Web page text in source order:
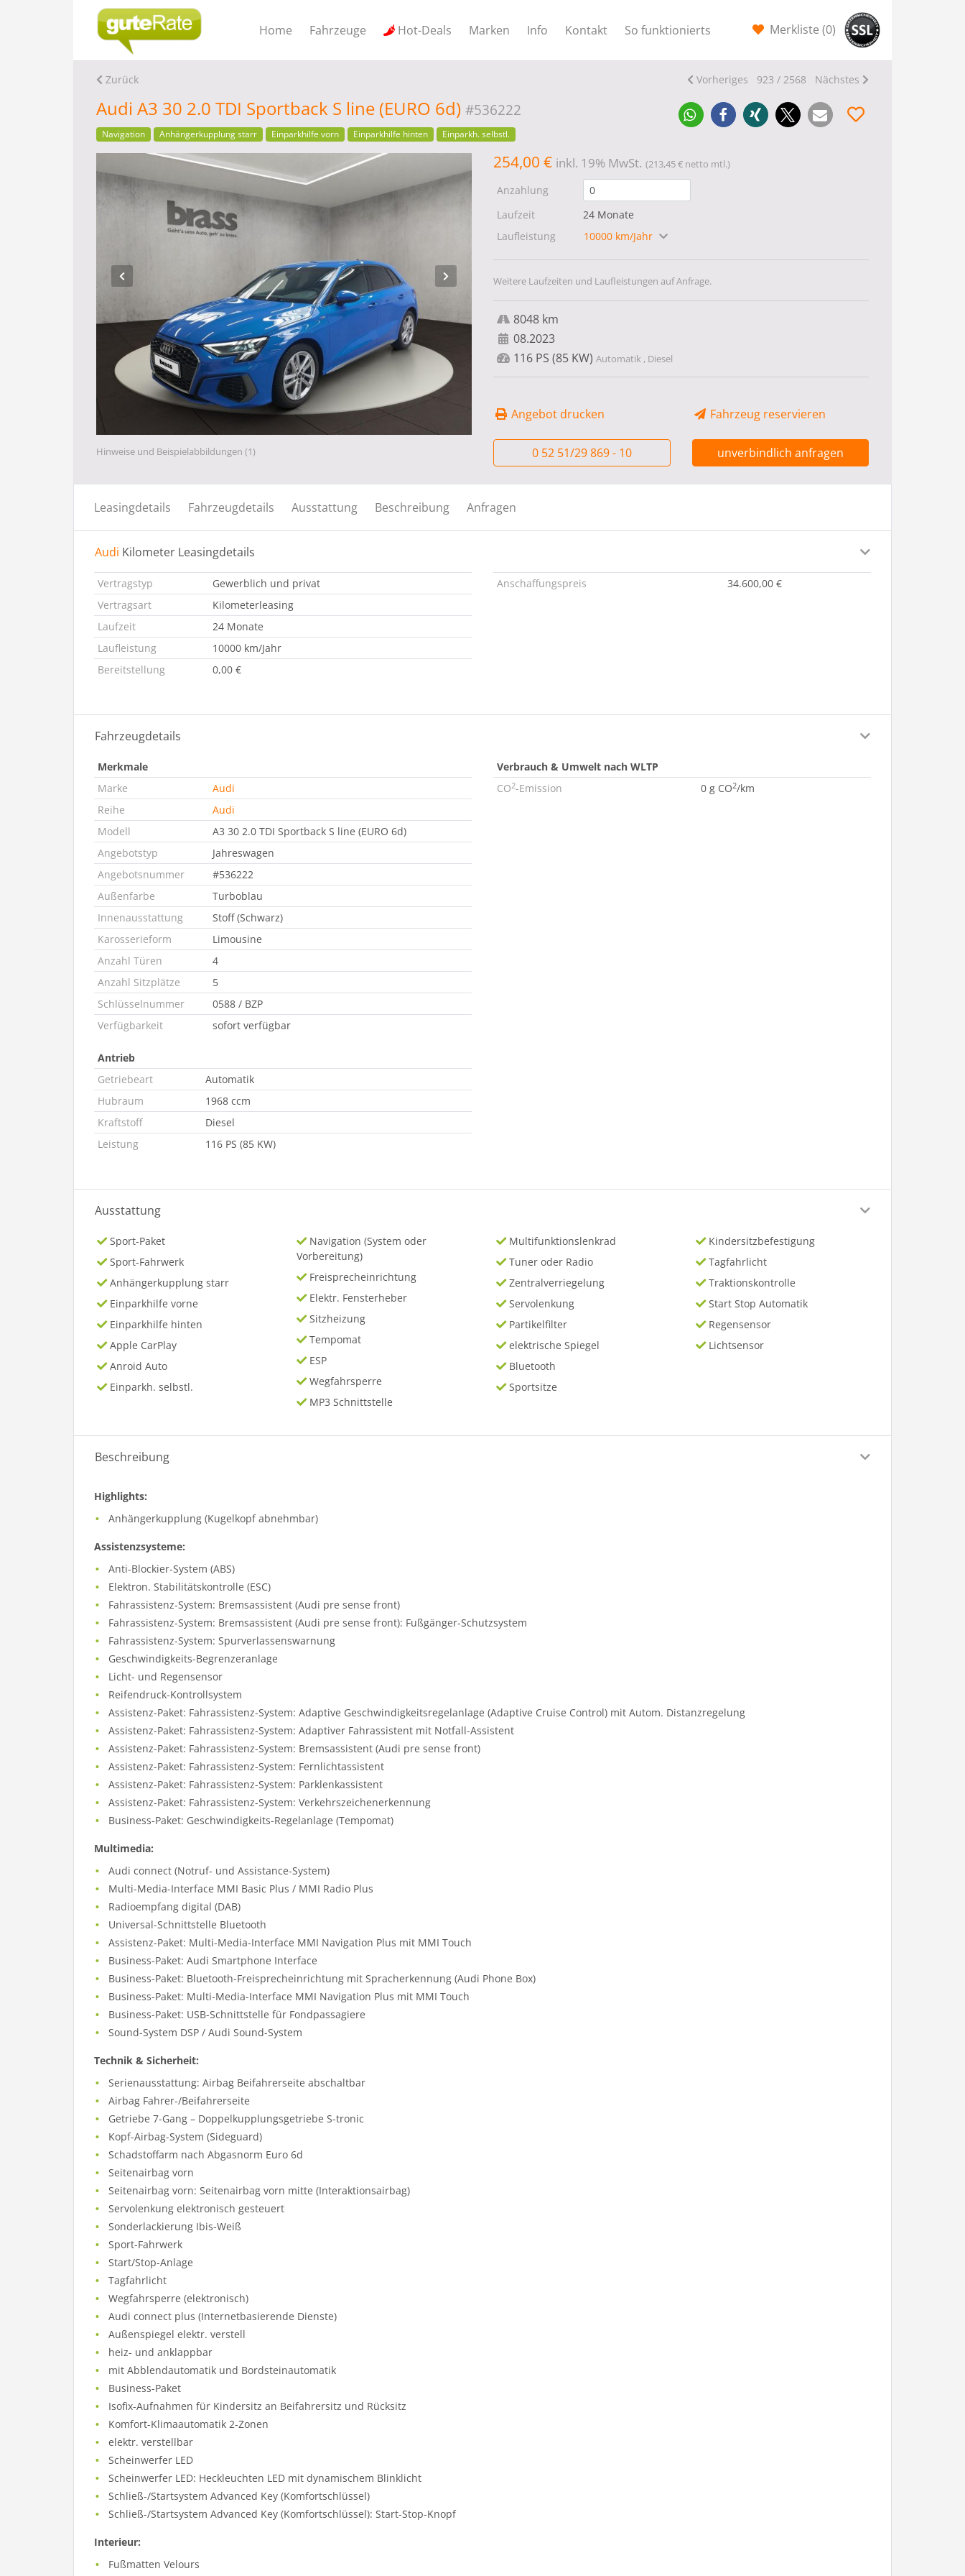
Home Fahrzeuge Hot-Deals Marken Info Kontakt So funktionierts Merkliste (0)
Zurück Vorheriges 923 / 2568 Nächstes
Audi A3 30 2.0 TDI Sportback S line (EURO 6d) #536222
Navigation Anhängerkupplung starr Einparkhilfe vorn Einparkhilfe hinten Einparkh. selbstl.
Hinweise und Beispielabbildungen (1)
254,00 € inkl. 19% MwSt. (213,45 € netto mtl.)
Anzahlung
Laufzeit
24 Monate
Laufleistung
10000 km/Jahr
Weitere Laufzeiten und Laufleistungen auf Anfrage.
8048 km
08.2023
116 PS (85 KW) Automatik , Diesel
Angebot drucken Fahrzeug reservieren
0 52 51/29 869 - 10 unverbindlich anfragen
Leasingdetails Fahrzeugdetails Ausstattung Beschreibung Anfragen
Audi Kilometer Leasingdetails
Vertragstyp
Gewerblich und privat
Vertragsart
Kilometerleasing
Laufzeit
24 Monate
Laufleistung
10000 km/Jahr
Bereitstellung
0,00 €
Anschaffungspreis 34.600,00 €
Fahrzeugdetails
Merkmale
Marke
Audi
Reihe
Audi
Modell
A3 30 2.0 TDI Sportback S line (EURO 6d)
Angebotstyp
Jahreswagen
Angebotsnummer
#536222
Außenfarbe
Turboblau
Innenausstattung
Stoff (Schwarz)
Karosserieform
Limousine
Anzahl Türen
4
Anzahl Sitzplätze
5
Schlüsselnummer
0588 / BZP
Verfügbarkeit
sofort verfügbar
Antrieb
Getriebeart
Automatik
Hubraum
1968 ccm
Kraftstoff
Diesel
Leistung
116 PS (85 KW)
Verbrauch & Umwelt nach WLTP
CO2-Emission 0 g CO2/km
Ausstattung
Sport-Paket
Sport-Fahrwerk
Anhängerkupplung starr
Einparkhilfe vorne
Einparkhilfe hinten
Apple CarPlay
Anroid Auto
Einparkh. selbstl.
Navigation (System oder
Vorbereitung)
Freisprecheinrichtung
Elektr. Fensterheber
Sitzheizung
Tempomat
ESP
Wegfahrsperre
MP3 Schnittstelle
Multifunktionslenkrad
Tuner oder Radio
Zentralverriegelung
Servolenkung
Partikelfilter
elektrische Spiegel
Bluetooth
Sportsitze
Kindersitzbefestigung
Tagfahrlicht
Traktionskontrolle
Start Stop Automatik
Regensensor
Lichtsensor
Beschreibung
Highlights:
Anhängerkupplung (Kugelkopf abnehmbar)
Assistenzsysteme:
Anti-Blockier-System (ABS)
Elektron. Stabilitätskontrolle (ESC)
Fahrassistenz-System: Bremsassistent (Audi pre sense front)
Fahrassistenz-System: Bremsassistent (Audi pre sense front): Fußgänger-Schutzsystem
Fahrassistenz-System: Spurverlassenswarnung
Geschwindigkeits-Begrenzeranlage
Licht- und Regensensor
Reifendruck-Kontrollsystem
Assistenz-Paket: Fahrassistenz-System: Adaptive Geschwindigkeitsregelanlage (Adaptive Cruise Control) mit Autom. Distanzregelung
Assistenz-Paket: Fahrassistenz-System: Adaptiver Fahrassistent mit Notfall-Assistent
Assistenz-Paket: Fahrassistenz-System: Bremsassistent (Audi pre sense front)
Assistenz-Paket: Fahrassistenz-System: Fernlichtassistent
Assistenz-Paket: Fahrassistenz-System: Parklenkassistent
Assistenz-Paket: Fahrassistenz-System: Verkehrszeichenerkennung
Business-Paket: Geschwindigkeits-Regelanlage (Tempomat)
Multimedia:
Audi connect (Notruf- und Assistance-System)
Multi-Media-Interface MMI Basic Plus / MMI Radio Plus
Radioempfang digital (DAB)
Universal-Schnittstelle Bluetooth
Assistenz-Paket: Multi-Media-Interface MMI Navigation Plus mit MMI Touch
Business-Paket: Audi Smartphone Interface
Business-Paket: Bluetooth-Freisprecheinrichtung mit Spracherkennung (Audi Phone Box)
Business-Paket: Multi-Media-Interface MMI Navigation Plus mit MMI Touch
Business-Paket: USB-Schnittstelle für Fondpassagiere
Sound-System DSP / Audi Sound-System
Technik & Sicherheit:
Serienausstattung: Airbag Beifahrerseite abschaltbar
Airbag Fahrer-/Beifahrerseite
Getriebe 7-Gang – Doppelkupplungsgetriebe S-tronic
Kopf-Airbag-System (Sideguard)
Schadstoffarm nach Abgasnorm Euro 6d
Seitenairbag vorn
Seitenairbag vorn: Seitenairbag vorn mitte (Interaktionsairbag)
Servolenkung elektronisch gesteuert
Sonderlackierung Ibis-Weiß
Sport-Fahrwerk
Start/Stop-Anlage
Tagfahrlicht
Wegfahrsperre (elektronisch)
Audi connect plus (Internetbasierende Dienste)
Außenspiegel elektr. verstell
heiz- und anklappbar
mit Abblendautomatik und Bordsteinautomatik
Business-Paket
Isofix-Aufnahmen für Kindersitz an Beifahrersitz und Rücksitz
Komfort-Klimaautomatik 2-Zonen
elektr. verstellbar
Scheinwerfer LED
Scheinwerfer LED: Heckleuchten LED mit dynamischem Blinklicht
Schließ-/Startsystem Advanced Key (Komfortschlüssel)
Schließ-/Startsystem Advanced Key (Komfortschlüssel): Start-Stop-Knopf
Interieur:
Fußmatten Velours